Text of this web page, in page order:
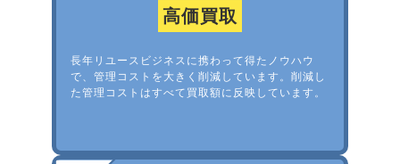
高価買取
長年リユースビジネスに携わって得たノウハウ
で、管理コストを大きく削減しています。削減し
た管理コストはすべて買取額に反映しています。